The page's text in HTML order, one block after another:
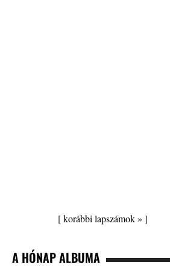
[korábbi lapszámok » ]
A HÓNAP ALBUMA